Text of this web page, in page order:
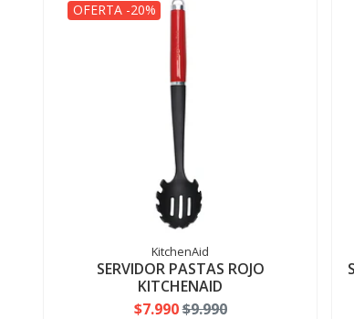
OFERTA -20%
KitchenAid
SERVIDOR PASTAS ROJO
KITCHENAID
$7.990$9.990